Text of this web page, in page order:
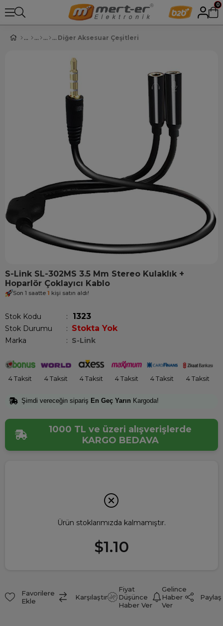
0
Diğer Aksesuar Çeşitleri
S-Link SL-302MS 3.5 Mm Stereo Kulaklık +
Hoparlör Çoklayıcı Kablo
Son 1 saatte 1 kişi satın aldı!
Stok Kodu 1323
Stok Durumu : Stokta Yok
Marka : S-Link
4 Taksit 4 Taksit 4 Taksit 4 Taksit 4 Taksit 4 Taksit
Şimdi vereceğin sipariş En Geç Yarın Kargoda!
1000 TL ve üzeri alışverişlerde
KARGO BEDAVA
Ürün stoklarımızda kalmamıştır.
$1.10
Favorilere
Ekle
Karşılaştır
Fiyat
Düşünce
Haber Ver
Gelince
Haber
Ver
Paylaş